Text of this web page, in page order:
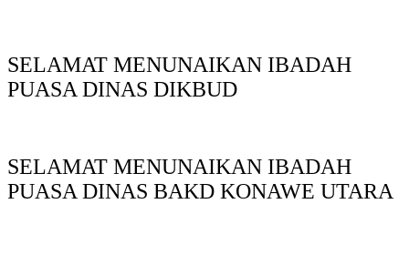
SELAMAT MENUNAIKAN IBADAH
PUASA DINAS DIKBUD
SELAMAT MENUNAIKAN IBADAH
PUASA DINAS BAKD KONAWE UTARA